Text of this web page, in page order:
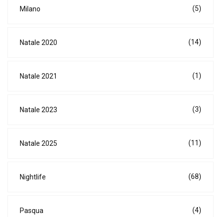
Milano (5)
Natale 2020 (14)
Natale 2021 (1)
Natale 2023 (3)
Natale 2025 (11)
Nightlife (68)
Pasqua (4)